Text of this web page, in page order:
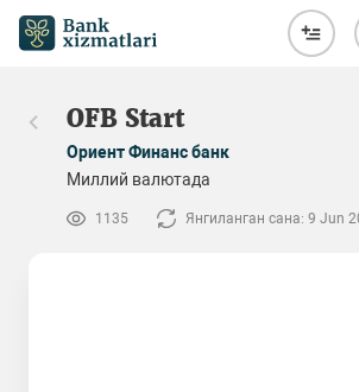
OFB Start
Ориент Финанс банк
Миллий валютада
1135 Янгиланган сана: 9 Jun